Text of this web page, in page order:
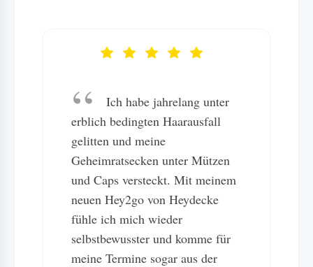
Ich habe jahrelang unter
erblich bedingten Haarausfall
gelitten und meine
Geheimratsecken unter Mützen
und Caps versteckt. Mit meinem
neuen Hey2go von Heydecke
fühle ich mich wieder
selbstbewusster und komme für
meine Termine sogar aus der